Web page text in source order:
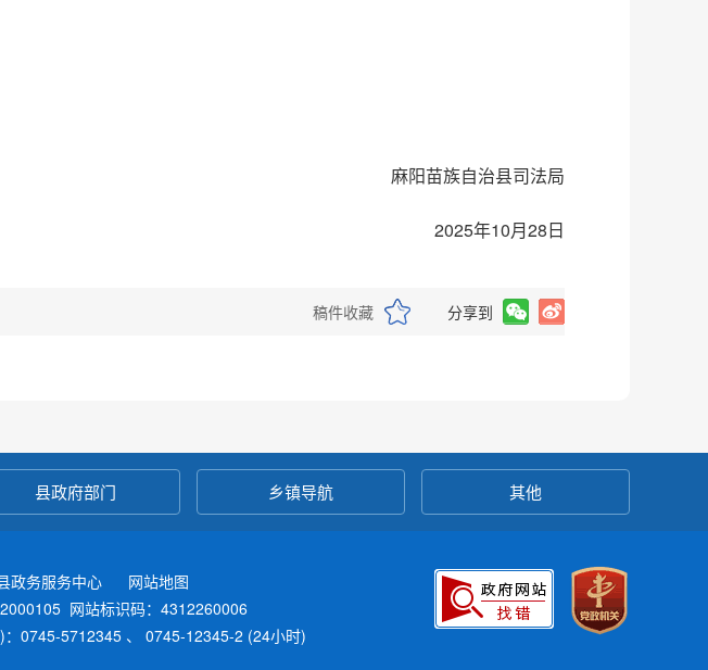
麻阳苗族自治县司法局
2025年10月28日
稿件收藏 分享到
县政府部门 乡镇导航 其他
政务服务中心
网站地图
网站标识码：4312260006
0745-5712345 、 0745-12345-2 (24小时)